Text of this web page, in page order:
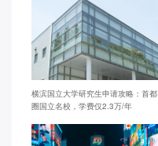
横滨国立大学研究生申请攻略：首都
圈国立名校，学费仅2.3万/年